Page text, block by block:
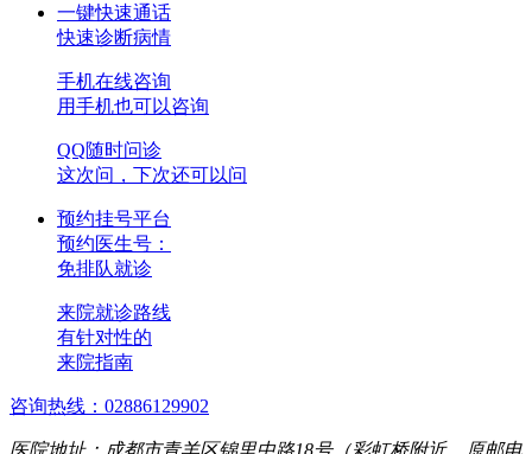
一键快速通话
快速诊断病情
手机在线咨询
用手机也可以咨询
QQ随时问诊
这次问，下次还可以问
预约挂号平台
预约医生号：
免排队就诊
来院就诊路线
有针对性的
来院指南
咨询热线：02886129902
医院地址：成都市青羊区锦里中路18号（彩虹桥附近，原邮电